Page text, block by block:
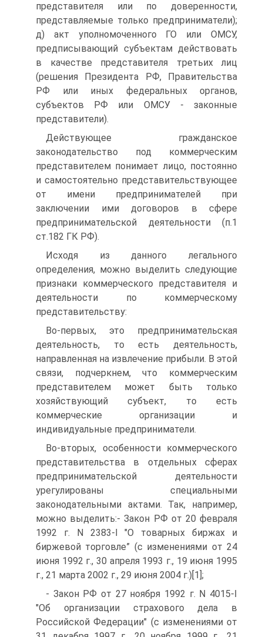
представителя или по доверенности,
представляемые только предприниматели);
д) акт уполномоченного ГО или ОМСУ,
предписывающий субъектам действовать
в качестве представителя третьих лиц
(решения Президента РФ, Правительства
РФ или иных федеральных органов,
субъектов РФ или ОМСУ - законные
представители).
Действующее гражданское
законодательство под коммерческим
представителем понимает лицо, постоянно
и самостоятельно представительствующее
от имени предпринимателей при
заключении ими договоров в сфере
предпринимательской деятельности (п.1
ст.182 ГК РФ).
Исходя из данного легального
определения, можно выделить следующие
признаки коммерческого представителя и
деятельности по коммерческому
представительству:
Во-первых, это предпринимательская
деятельность, то есть деятельность,
направленная на извлечение прибыли. В этой
связи, подчеркнем, что коммерческим
представителем может быть только
хозяйствующий субъект, то есть
коммерческие организации и
индивидуальные предприниматели.
Во-вторых, особенности коммерческого
представительства в отдельных сферах
предпринимательской деятельности
урегулированы специальными
законодательными актами. Так, например,
можно выделить:- Закон РФ от 20 февраля
1992 г. N 2383-I "О товарных биржах и
биржевой торговле” (с изменениями от 24
июня 1992 г., 30 апреля 1993 г., 19 июня 1995
г., 21 марта 2002 г., 29 июня 2004 г.)[1];
- Закон РФ от 27 ноября 1992 г. N 4015-I
"Об организации страхового дела в
Российской Федерации" (с изменениями от